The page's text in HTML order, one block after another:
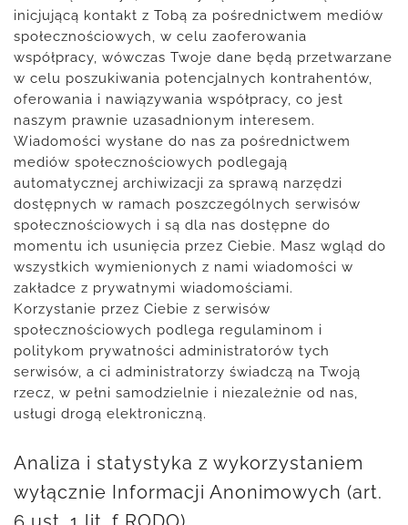
inicjującą kontakt z Tobą za pośrednictwem mediów
społecznościowych, w celu zaoferowania
współpracy, wówczas Twoje dane będą przetwarzane
w celu poszukiwania potencjalnych kontrahentów,
oferowania i nawiązywania współpracy, co jest
naszym prawnie uzasadnionym interesem.
Wiadomości wysłane do nas za pośrednictwem
mediów społecznościowych podlegają
automatycznej archiwizacji za sprawą narzędzi
dostępnych w ramach poszczególnych serwisów
społecznościowych i są dla nas dostępne do
momentu ich usunięcia przez Ciebie. Masz wgląd do
wszystkich wymienionych z nami wiadomości w
zakładce z prywatnymi wiadomościami.
Korzystanie przez Ciebie z serwisów
społecznościowych podlega regulaminom i
politykom prywatności administratorów tych
serwisów, a ci administratorzy świadczą na Twoją
rzecz, w pełni samodzielnie i niezależnie od nas,
usługi drogą elektroniczną.
Analiza i statystyka z wykorzystaniem
wyłącznie Informacji Anonimowych (art.